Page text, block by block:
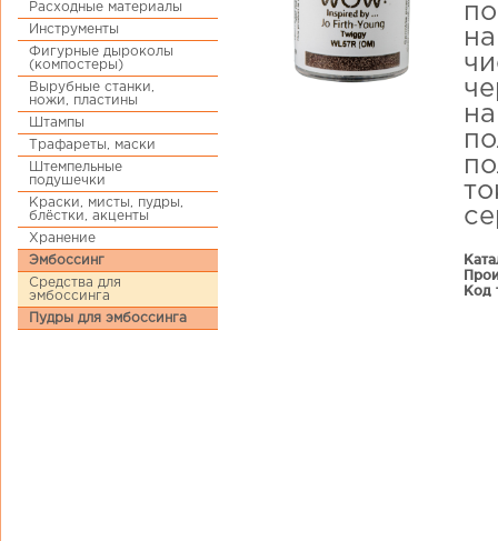
Расходные материалы
Инструменты
Фигурные дыроколы
(компостеры)
Вырубные станки,
ножи, пластины
Штампы
Трафареты, маски
Штемпельные
подушечки
Краски, мисты, пудры,
блёстки, акценты
Хранение
Эмбоссинг
Средства для
эмбоссинга
Пудры для эмбоссинга
Код